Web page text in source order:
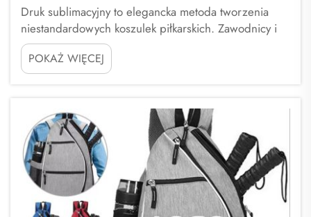
Druk sublimacyjny to elegancka metoda tworzenia
niestandardowych koszulek piłkarskich. Zawodnicy i
kibice lubią te koszulki, ponieważ mogą one posiadać
dowolny wzór, kolor lub logo. Fuzhou Saipulang
Trading produkuje doskonałe męskie koszulki
POKAŻ WIĘCEJ